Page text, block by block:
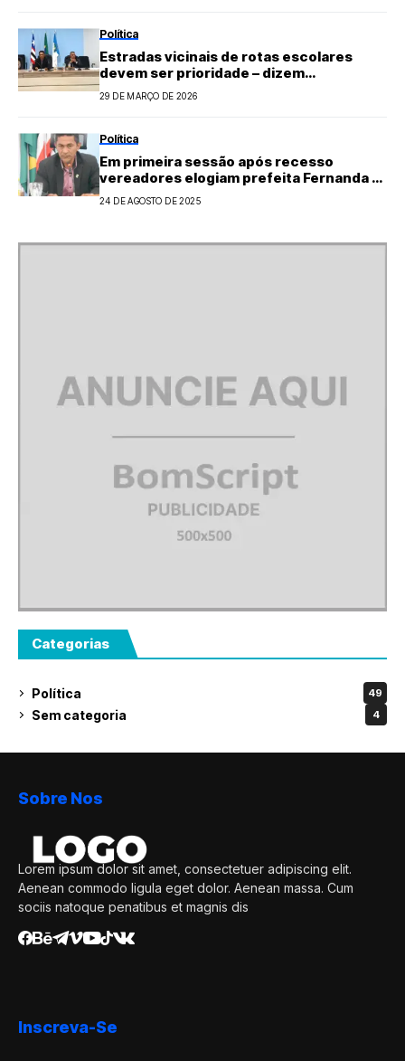
Política
Estradas vicinais de rotas escolares
devem ser prioridade – dizem
vereadores
29 DE MARÇO DE 2026
Política
Em primeira sessão após recesso
vereadores elogiam prefeita Fernanda e
relatam contas da gestão do ano 2015
24 DE AGOSTO DE 2025
Categorias
Política 49
Sem categoria 4
Sobre Nos
Lorem ipsum dolor sit amet, consectetuer adipiscing elit.
Aenean commodo ligula eget dolor. Aenean massa. Cum
sociis natoque penatibus et magnis dis
Inscreva-Se